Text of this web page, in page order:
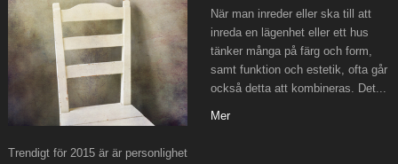
Trendigt för 2015 är är personlighet
När man inreder eller ska till att
inreda en lägenhet eller ett hus
tänker många på färg och form,
samt funktion och estetik, ofta går
också detta att kombineras. Det...
Mer